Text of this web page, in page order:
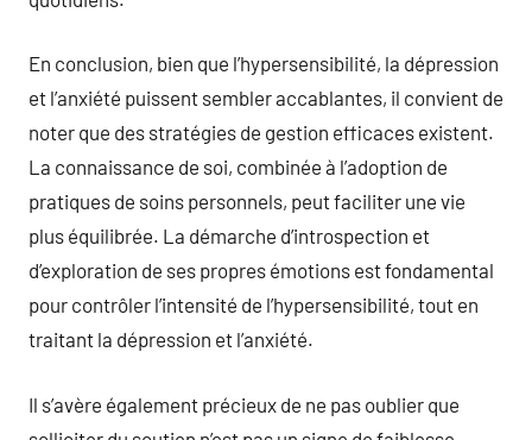
En conclusion, bien que l’hypersensibilité, la dépression
et l’anxiété puissent sembler accablantes, il convient de
noter que des stratégies de gestion efficaces existent.
La connaissance de soi, combinée à l’adoption de
pratiques de soins personnels, peut faciliter une vie
plus équilibrée. La démarche d’introspection et
d’exploration de ses propres émotions est fondamental
pour contrôler l’intensité de l’hypersensibilité, tout en
traitant la dépression et l’anxiété.
Il s’avère également précieux de ne pas oublier que